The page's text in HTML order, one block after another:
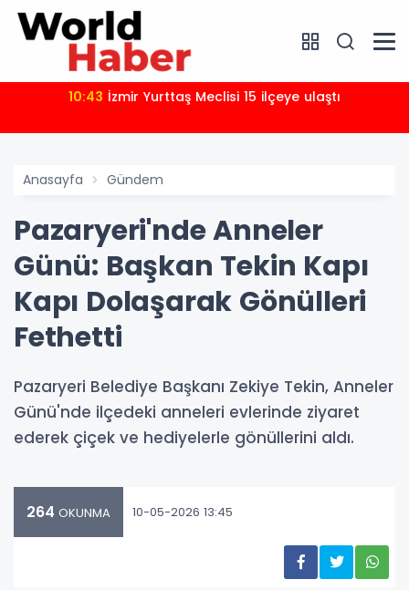
10:43 İzmir Yurttaş Meclisi 15 ilçeye ulaştı
Anasayfa Gündem
Pazaryeri'nde Anneler
Günü: Başkan Tekin Kapı
Kapı Dolaşarak Gönülleri
Fethetti
Pazaryeri Belediye Başkanı Zekiye Tekin, Anneler
Günü'nde ilçedeki anneleri evlerinde ziyaret
ederek çiçek ve hediyelerle gönüllerini aldı.
264 OKUNMA 10-05-2026 13:45